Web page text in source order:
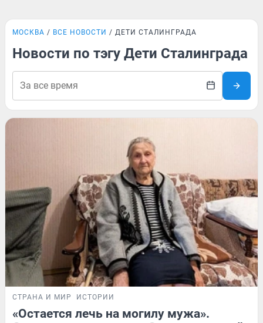
МОСКВА ВСЕ НОВОСТИ ДЕТИ СТАЛИНГРАДА
Новости по тэгу Дети Сталинграда
СТРАНА И МИР ИСТОРИИ
«Остается лечь на могилу мужа».